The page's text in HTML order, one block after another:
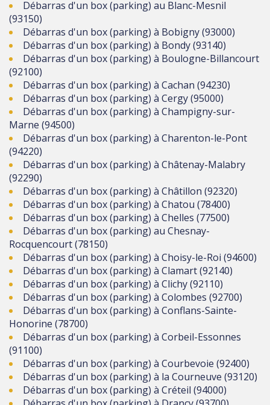
Débarras d'un box (parking) au Blanc-Mesnil
(93150)
Débarras d'un box (parking) à Bobigny (93000)
Débarras d'un box (parking) à Bondy (93140)
Débarras d'un box (parking) à Boulogne-Billancourt
(92100)
Débarras d'un box (parking) à Cachan (94230)
Débarras d'un box (parking) à Cergy (95000)
Débarras d'un box (parking) à Champigny-sur-
Marne (94500)
Débarras d'un box (parking) à Charenton-le-Pont
(94220)
Débarras d'un box (parking) à Châtenay-Malabry
(92290)
Débarras d'un box (parking) à Châtillon (92320)
Débarras d'un box (parking) à Chatou (78400)
Débarras d'un box (parking) à Chelles (77500)
Débarras d'un box (parking) au Chesnay-
Rocquencourt (78150)
Débarras d'un box (parking) à Choisy-le-Roi (94600)
Débarras d'un box (parking) à Clamart (92140)
Débarras d'un box (parking) à Clichy (92110)
Débarras d'un box (parking) à Colombes (92700)
Débarras d'un box (parking) à Conflans-Sainte-
Honorine (78700)
Débarras d'un box (parking) à Corbeil-Essonnes
(91100)
Débarras d'un box (parking) à Courbevoie (92400)
Débarras d'un box (parking) à la Courneuve (93120)
Débarras d'un box (parking) à Créteil (94000)